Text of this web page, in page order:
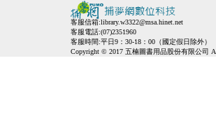
客服信箱:library.w3322@msa.hinet.net
客服電話:(07)2351960
客服時間:平日9：30-18：00（國定假日除外）
Copyright © 2017 五楠圖書用品股份有限公司